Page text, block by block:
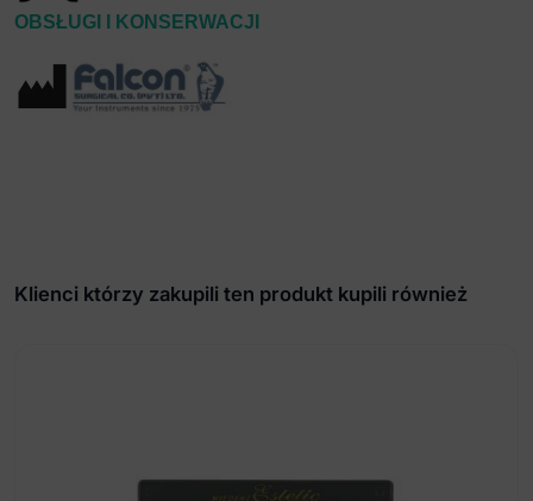
OBSŁUGI I KONSERWACJI
Klienci którzy zakupili ten produkt kupili również